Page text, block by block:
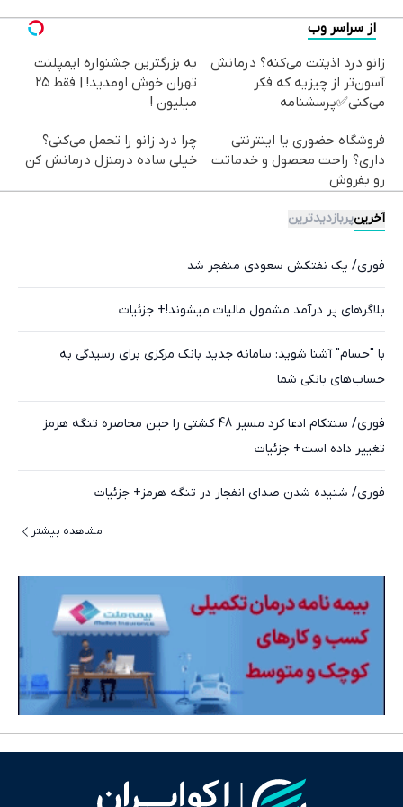
از سراسر وب
زانو درد اذیتت می‌کنه؟ درمانش
آسون‌تر از چیزیه که فکر
می‌کنی✅پرسشنامه
به بزرگترین جشنواره ایمپلنت
تهران خوش اومدید! | فقط ۲۵
میلیون !
فروشگاه حضوری یا اینترنتی
داری؟ راحت محصول و خدماتت
رو بفروش
چرا درد زانو را تحمل می‌کنی؟
خیلی ساده درمنزل درمانش کن
آخرینپربازدیدترین
فوری/ یک نفتکش سعودی منفجر شد
بلاگرهای پر درآمد مشمول مالیات میشوند!+ جزئیات
با "حسام" آشنا شوید: سامانه جدید بانک مرکزی برای رسیدگی به
حساب‌های بانکی شما
فوری/ سنتکام ادعا کرد مسیر 48 کشتی را حین محاصره تنگه هرمز
تغییر داده است+ جزئیات
فوری/ شنیده شدن صدای انفجار در تنگه هرمز+ جزئیات
مشاهده بیشتر